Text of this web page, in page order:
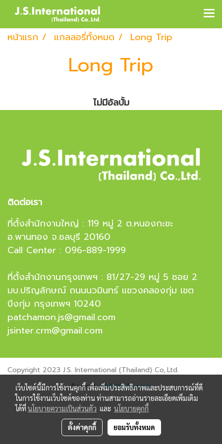
หน้าแรก แกลลอรี่ทั้งหมด Long Trip
Long Trip
ไม่มีอัลบั้ม
ติดต่อเรา
ที่ตั้งสำนักงานใหญ่ : 119 หมู่ 2 ต.หนองกะขะ
อ.พานทอง จ.ชลบุรี 20160
Call Center : 096-889-1999
ที่ตั้งสำนักงานกรุงเทพฯ : 81/27-29 หมู่ 5 ซอย 2
มบ.ปริญลักษณ์ ถนนนวมินทร์ แขวงคลองกุ่ม เขต
บึงกุ่ม กรุงเทพฯ 10240
patchamon.js@gmail.com
jsinter.crm@gmail.com
Copyright 2023 J.S. International (Thailand) Co,.Ltd.
Powered byMakeWebEasy.com
เว็บไซต์นี้มีการใช้งานคุกกี้ เพื่อเพิ่มประสิทธิภาพและประสบการณ์ที่ดี
ในการใช้งานเว็บไซต์ของท่าน ท่านสามารถอ่านรายละเอียดเพิ่มเติม
ได้ที่นโยบายความเป็นส่วนตัว และ นโยบายคุกกี้
ตั้งค่าคุกกี้ ยอมรับทั้งหมด